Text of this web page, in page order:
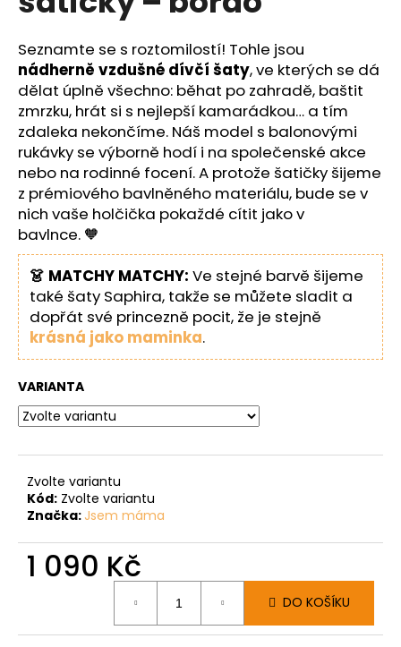
z
hvězdiček.
Seznamte se s roztomilostí! Tohle jsou
nádherně vzdušné dívčí šaty, ve kterých se dá
dělat úplně všechno: běhat po zahradě, baštit
zmrzku, hrát si s nejlepší kamarádkou… a tím
zdaleka nekončíme. Náš model s balonovými
rukávky se výborně hodí i na společenské akce
nebo na rodinné focení. A protože šatičky šijeme
z prémiového bavlněného materiálu, bude se v
nich vaše holčička pokaždé cítit jako v
bavlnce. 🧡
👗 MATCHY MATCHY: Ve stejné barvě šijeme
také šaty Saphira, takže se můžete sladit a
dopřát své princezně pocit, že je stejně
krásná jako maminka.
VARIANTA
Zvolte variantu
Kód: Zvolte variantu
Značka: Jsem máma
1 090 Kč
DO KOŠÍKU
j
e
m
e